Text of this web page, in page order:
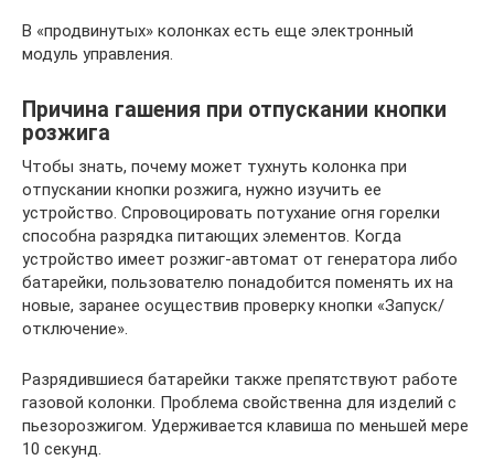
В «продвинутых» колонках есть еще электронный
модуль управления.
Причина гашения при отпускании кнопки
розжига
Чтобы знать, почему может тухнуть колонка при
отпускании кнопки розжига, нужно изучить ее
устройство. Спровоцировать потухание огня горелки
способна разрядка питающих элементов. Когда
устройство имеет розжиг-автомат от генератора либо
батарейки, пользователю понадобится поменять их на
новые, заранее осуществив проверку кнопки «Запуск/
отключение».
Разрядившиеся батарейки также препятствуют работе
газовой колонки. Проблема свойственна для изделий с
пьезорозжигом. Удерживается клавиша по меньшей мере
10 секунд.